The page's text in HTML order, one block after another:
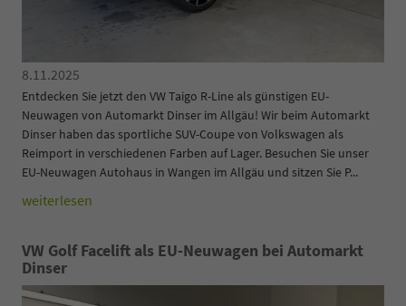
8.11.2025
Entdecken Sie jetzt den VW Taigo R-Line als günstigen EU-
Neuwagen von Automarkt Dinser im Allgäu! Wir beim Automarkt
Dinser haben das sportliche SUV-Coupe von Volkswagen als
Reimport in verschiedenen Farben auf Lager. Besuchen Sie unser
EU-Neuwagen Autohaus in Wangen im Allgäu und sitzen Sie P...
weiterlesen
VW Golf Facelift als EU-Neuwagen bei Automarkt
Dinser